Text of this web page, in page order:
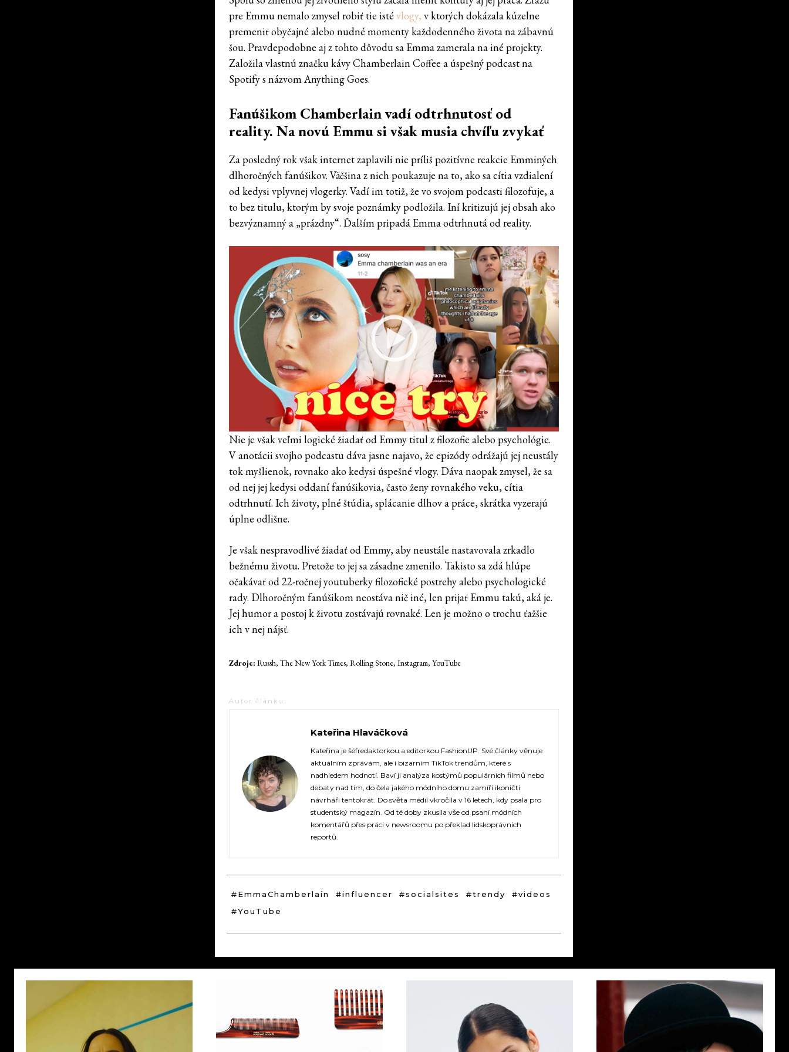
pre Emmu nemalo zmysel robiť tie istévlogy, v ktorých dokázala kúzelne
premeniť obyčajné alebo nudné momenty každodenného života na zábavnú
šou. Pravdepodobne aj z tohto dôvodu sa Emma zamerala na iné projekty.
Založila vlastnú značku kávy Chamberlain Coffee a úspešný podcast na
Spotify s názvom Anything Goes.
Fanúšikom Chamberlain vadí odtrhnutosť od
reality. Na novú Emmu si však musia chvíľu zvykať
Za posledný rok však internet zaplavili nie príliš pozitívne reakcie Emminých
dlhoročných fanúšikov. Väčšina z nich poukazuje na to, ako sa cítia vzdialení
od kedysi vplyvnej vlogerky. Vadí im totiž, že vo svojom podcasti filozofuje, a
to bez titulu, ktorým by svoje poznámky podložila. Iní kritizujú jej obsah ako
bezvýznamný a „prázdny“. Ďalším pripadá Emma odtrhnutá od reality.
Nie je však veľmi logické žiadať od Emmy titul z filozofie alebo psychológie.
V anotácii svojho podcastu dáva jasne najavo, že epizódy odrážajú jej neustály
tok myšlienok, rovnako ako kedysi úspešné vlogy. Dáva naopak zmysel, že sa
od nej jej kedysi oddaní fanúšikovia, často ženy rovnakého veku, cítia
odtrhnutí. Ich životy, plné štúdia, splácanie dlhov a práce, skrátka vyzerajú
úplne odlišne.
Je však nespravodlivé žiadať od Emmy, aby neustále nastavovala zrkadlo
bežnému životu. Pretože to jej sa zásadne zmenilo. Takisto sa zdá hlúpe
očakávať od 22-ročnej youtuberky filozofické postrehy alebo psychologické
rady. Dlhoročným fanúšikom neostáva nič iné, len prijať Emmu takú, aká je.
Jej humor a postoj k životu zostávajú rovnaké. Len je možno o trochu ťažšie
ich v nej nájsť.
Zdroje: Russh, The New York Times, Rolling Stone, Instagram, YouTube
Autor článku:
Kateřina Hlaváčková
https://fashionup.sk/
Kateřina je šéfredaktorkou a editorkou FashionUP. Své články věnuje
aktuálním zprávám, ale i bizarním TikTok trendům, které s
nadhledem hodnotí. Baví ji analýza kostýmů populárních filmů nebo
debaty nad tím, do čela jakého módního domu zamíří ikoničtí
návrháři tentokrát. Do světa médií vkročila v 16 letech, kdy psala pro
studentský magazín. Od té doby zkusila vše od psaní módních
komentářů přes práci v newsroomu po překlad lidskoprávních
reportů.
#EmmaChamberlain #influencer #socialsites #trendy
#videos
#YouTube